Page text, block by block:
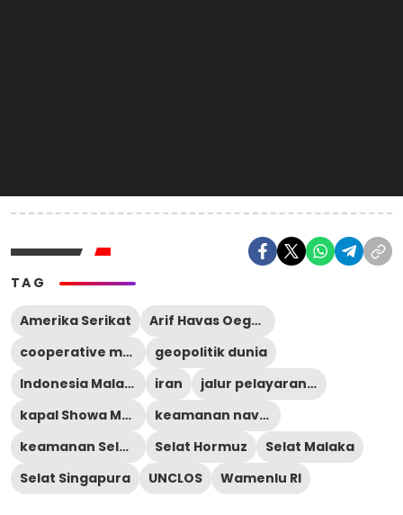
TAG
Amerika Serikat
Arif Havas Oegroseno
cooperative mechanism
geopolitik dunia
Indonesia Malaysia Singapura
iran
jalur pelayaran internasional
kapal Showa Maru
keamanan navigasi
keamanan Selat Malaka
Selat Hormuz
Selat Malaka
Selat Singapura
UNCLOS Wamenlu RI